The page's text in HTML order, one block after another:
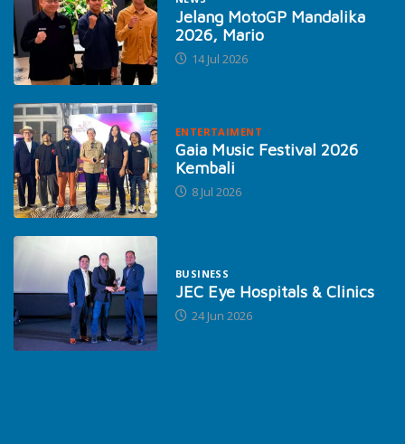
Jelang MotoGP Mandalika
2026, Mario
14 Jul 2026
ENTERTAIMENT
Gaia Music Festival 2026
Kembali
8 Jul 2026
BUSINESS
JEC Eye Hospitals & Clinics
24 Jun 2026